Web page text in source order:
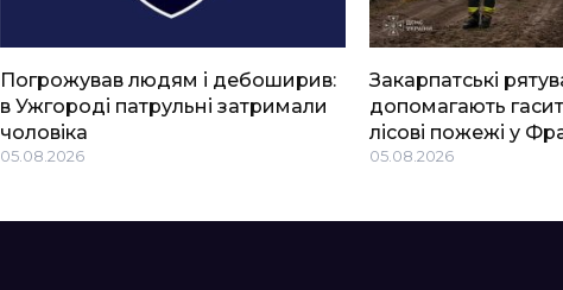
Погрожував людям і дебоширив:
в Ужгороді патрульні затримали
чоловіка
05.08.2026
Закарпатські
допомагають
лісові пожежі у
05.08.2026